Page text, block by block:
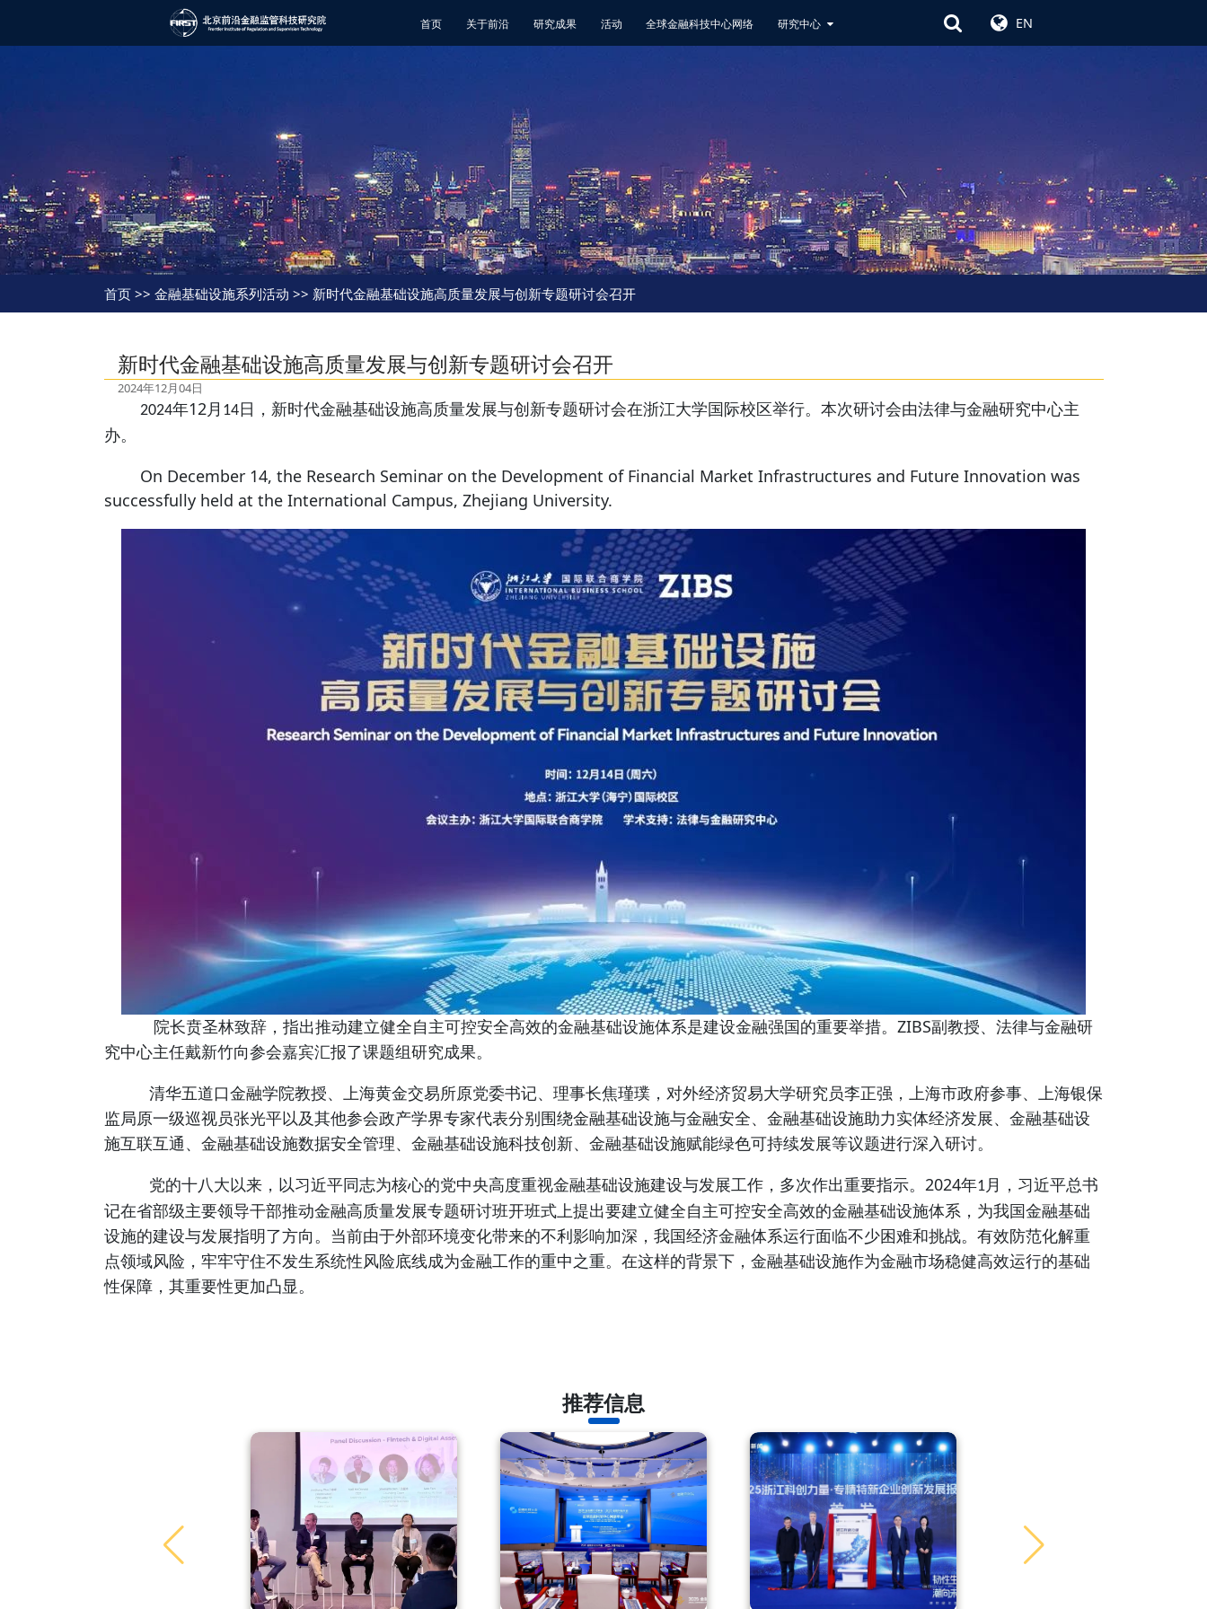
首页 关于前沿 研究成果 活动 全球金融科技中心网络 研究中心 EN
首页>> 金融基础设施系列活动 >> 新时代金融基础设施高质量发展与创新专题研讨会召开
新时代金融基础设施高质量发展与创新专题研讨会召开
2024年12月04日
2024年12月 14日，新时代金融基础设施高质量发展与创新专题研讨会在浙江大学国际校区举行。本次研讨会由法律与金融研究中心主
办。
On December 14, the Research Seminar on the Development of Financial Market Infrastructures and Future Innovation was
successfully held at the International Campus, Zhejiang University.
院长贲圣林致辞，指出推动建立健全自主可控安全高效的金融基础设施体系是建设金融强国的重要举措。 ZIBS副教授、法律与金融研
究中心主任戴新竹向参会嘉宾汇报了课题组研究成果。
清华五道口金融学院教授、上海黄金交易所原党委书记、理事长焦瑾璞，对外经济贸易大学研究员李正强，上海市政府参事、上海银保
监局原一级巡视员张光平以及其他参会政产学界专家代表分别围绕金融基础设施与金融安全、金融基础设施助力实体经济发展、金融基础设
施互联互通、金融基础设施数据安全管理、金融基础设施科技创新、金融基础设施赋能绿色可持续发展等议题进行深入研讨。
党的十八大以来，以习近平同志为核心的党中央高度重视金融基础设施建设与发展工作，多次作出重要指示。 2024年1 月，习近平总书
记在省部级主要领导干部推动金融高质量发展专题研讨班开班式上提出要建立健全自主可控安全高效的金融基础设施体系，为我国金融基础
设施的建设与发展指明了方向。当前由于外部环境变化带来的不利影响加深，我国经济金融体系运行面临不少困难和挑战。有效防范化解重
点领域风险，牢牢守住不发生系统性风险底线成为金融工作的重中之重。在这样的背景下，金融基础设施作为金融市场稳健高效运行的基础
性保障，其重要性更加凸显。
推荐信息